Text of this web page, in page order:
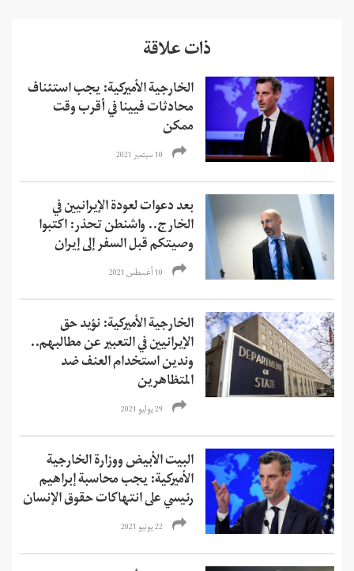
ذات علاقة
الخارجية الأميركية: يجب استئناف
محادثات فيينا في أقرب وقت
ممكن
10 سبتمبر 2021
بعد دعوات لعودة الإيرانيين في
الخارج.. واشنطن تحذر: اكتبوا
وصيتكم قبل السفر إلى إيران
10 أغسطس 2021
الخارجية الأميركية: نؤيد حق
الإيرانيين في التعبير عن مطالبهم..
وندين استخدام العنف ضد
المتظاهرين
29 يوليو 2021
البيت الأبيض ووزارة الخارجية
الأميركية: يجب محاسبة إبراهيم
رئيسي على انتهاكات حقوق الإنسان
22 يونيو 2021